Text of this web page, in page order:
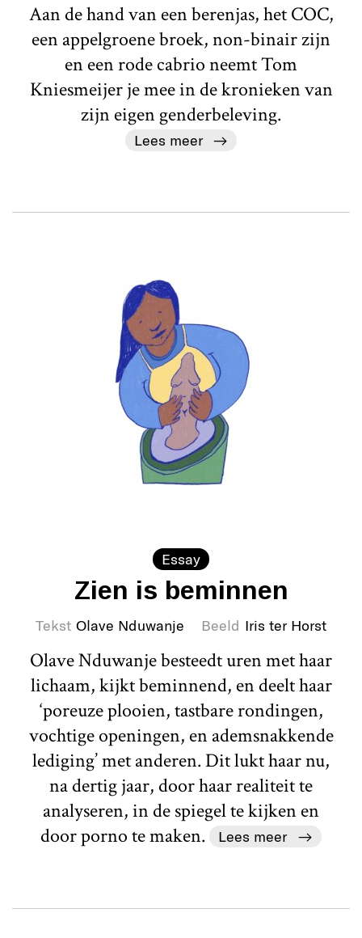
Aan de hand van een berenjas, het COC,
een appelgroene broek, non-binair zijn
en een rode cabrio neemt Tom
Kniesmeijer je mee in de kronieken van
zijn eigen genderbeleving.
Lees meer
Essay
Zien is beminnen
Tekst Olave Nduwanje Beeld Iris ter Horst
Olave Nduwanje besteedt uren met haar
lichaam, kijkt beminnend, en deelt haar
‘poreuze plooien, tastbare rondingen,
vochtige openingen, en ademsnakkende
lediging’ met anderen. Dit lukt haar nu,
na dertig jaar, door haar realiteit te
analyseren, in de spiegel te kijken en
door porno te maken.
Lees meer